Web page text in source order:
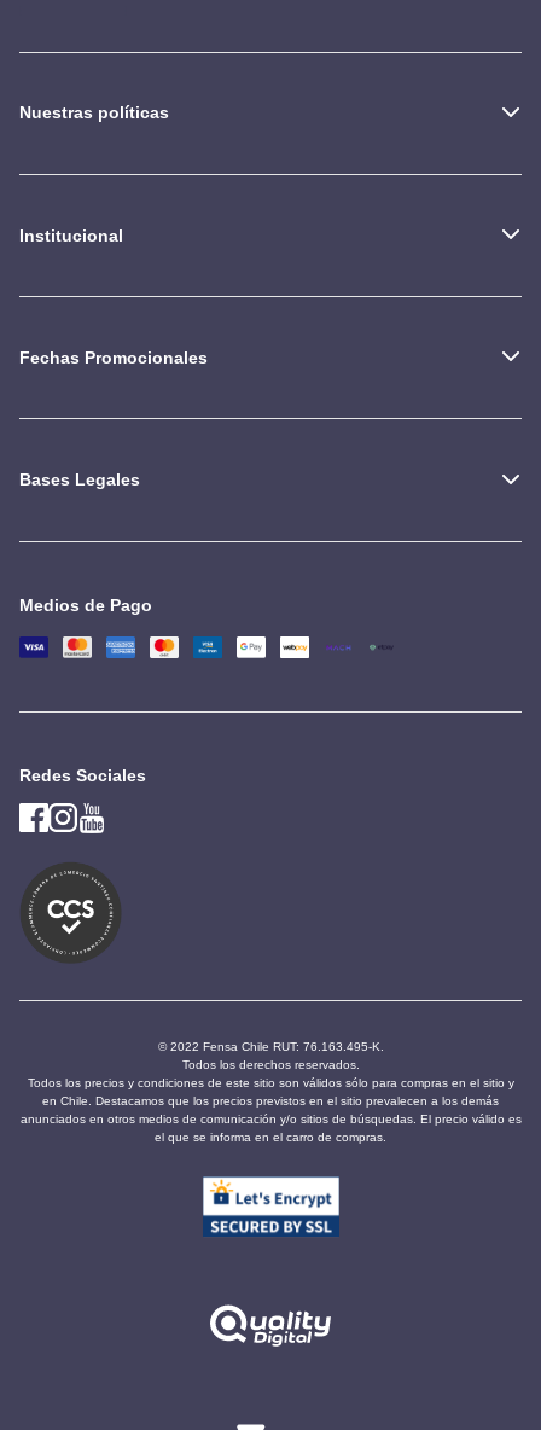
Nuestras políticas
Institucional
Fechas Promocionales
Bases Legales
Medios de Pago
Redes Sociales
© 2022 Fensa Chile RUT: 76.163.495-K.
Todos los derechos reservados.
Todos los precios y condiciones de este sitio son válidos sólo para compras en el sitio y
en Chile. Destacamos que los precios previstos en el sitio prevalecen a los demás
anunciados en otros medios de comunicación y/o sitios de búsquedas. El precio válido es
el que se informa en el carro de compras.